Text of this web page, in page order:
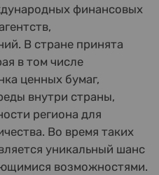
финансовых
В стране принята
в том числе
ценных бумаг,
внутри страны,
региона для
Во время таких
уникальный шанс
возможностями.